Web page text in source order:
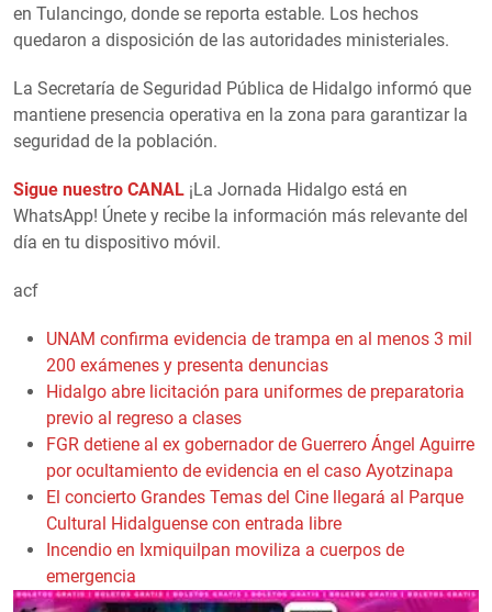
en Tulancingo, donde se reporta estable. Los hechos
quedaron a disposición de las autoridades ministeriales.
La Secretaría de Seguridad Pública de Hidalgo informó que
mantiene presencia operativa en la zona para garantizar la
seguridad de la población.
Sigue nuestro CANAL ¡La Jornada Hidalgo está en
WhatsApp! Únete y recibe la información más relevante del
día en tu dispositivo móvil.
acf
UNAM confirma evidencia de trampa en al menos 3 mil
200 exámenes y presenta denuncias
Hidalgo abre licitación para uniformes de preparatoria
previo al regreso a clases
FGR detiene al ex gobernador de Guerrero Ángel Aguirre
por ocultamiento de evidencia en el caso Ayotzinapa
El concierto Grandes Temas del Cine llegará al Parque
Cultural Hidalguense con entrada libre
Incendio en Ixmiquilpan moviliza a cuerpos de
emergencia